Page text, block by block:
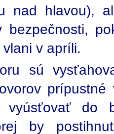
nad hlavou),
v apríli.
sú
do
by